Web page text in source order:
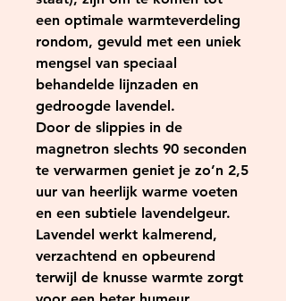
een optimale warmteverdeling
rondom, gevuld met een uniek
mengsel van speciaal
behandelde lijnzaden en
gedroogde lavendel.
Door de slippies in de
magnetron slechts 90 seconden
te verwarmen geniet je zo’n 2,5
uur van heerlijk warme voeten
en een subtiele lavendelgeur.
Lavendel werkt kalmerend,
verzachtend en opbeurend
terwijl de knusse warmte zorgt